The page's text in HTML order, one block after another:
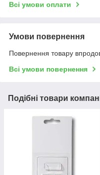
Всі умови оплати
Умови повернення
Повернення товару
Всі умови повернення
Подібні товари